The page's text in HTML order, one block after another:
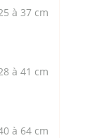
à 37 cm
à 41 cm
à 64 cm